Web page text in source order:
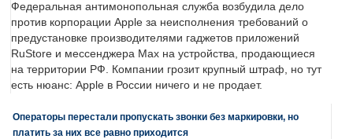
Федеральная антимонопольная служба возбудила дело
против корпорации Apple за неисполнения требований о
предустановке производителями гаджетов приложений
RuStore и мессенджера Max на устройства, продающиеся
на территории РФ. Компании грозит крупный штраф, но тут
есть нюанс: Apple в России ничего и не продает.
Операторы перестали пропускать звонки без маркировки, но
платить за них все равно приходится